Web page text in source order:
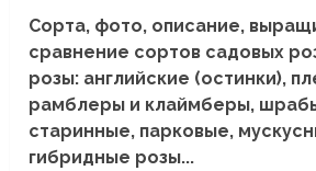
Сорта, фото, описание,
сравнение сортов садовых
розы: английские (остинки),
рамблеры и клаймберы,
старинные, парковые,
гибридные розы...